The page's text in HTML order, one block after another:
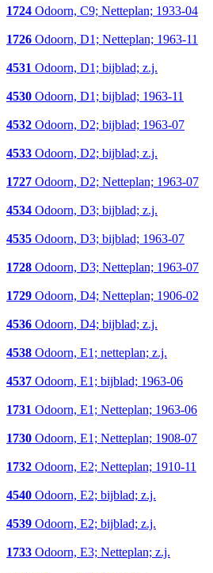
1724 Odoorn, C9; Netteplan; 1933-04
1726 Odoorn, D1; Netteplan; 1963-11
4531 Odoorn, D1; bijblad; z.j.
4530 Odoorn, D1; bijblad; 1963-11
4532 Odoorn, D2; bijblad; 1963-07
4533 Odoorn, D2; bijblad; z.j.
1727 Odoorn, D2; Netteplan; 1963-07
4534 Odoorn, D3; bijblad; z.j.
4535 Odoorn, D3; bijblad; 1963-07
1728 Odoorn, D3; Netteplan; 1963-07
1729 Odoorn, D4; Netteplan; 1906-02
4536 Odoorn, D4; bijblad; z.j.
4538 Odoorn, E1; netteplan; z.j.
4537 Odoorn, E1; bijblad; 1963-06
1731 Odoorn, E1; Netteplan; 1963-06
1730 Odoorn, E1; Netteplan; 1908-07
1732 Odoorn, E2; Netteplan; 1910-11
4540 Odoorn, E2; bijblad; z.j.
4539 Odoorn, E2; bijblad; z.j.
1733 Odoorn, E3; Netteplan; z.j.